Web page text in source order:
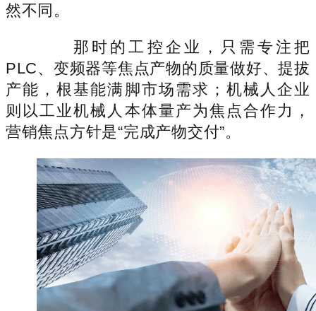
然不同。
那时的工控企业，只需专注把
PLC、变频器等焦点产物的质量做好、提拔
产能，根基能满脚市场需求；机械人企业
则以工业机械人本体量产为焦点合作力，
营销焦点方针是“完成产物交付”。